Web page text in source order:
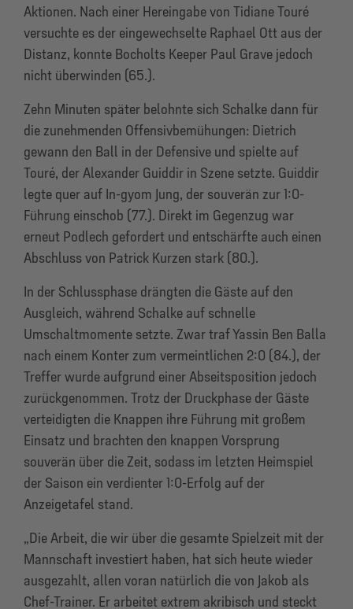
Aktionen. Nach einer Hereingabe von Tidiane Touré
versuchte es der eingewechselte Raphael Ott aus der
Distanz, konnte Bocholts Keeper Paul Grave jedoch
nicht überwinden (65.).
Zehn Minuten später belohnte sich Schalke dann für
die zunehmenden Offensivbemühungen: Dietrich
gewann den Ball in der Defensive und spielte auf
Touré, der Alexander Guiddir in Szene setzte. Guiddir
legte quer auf In-gyom Jung, der souverän zur 1:0-
Führung einschob (77.). Direkt im Gegenzug war
erneut Podlech gefordert und entschärfte auch einen
Abschluss von Patrick Kurzen stark (80.).
In der Schlussphase drängten die Gäste auf den
Ausgleich, während Schalke auf schnelle
Umschaltmomente setzte. Zwar traf Yassin Ben Balla
nach einem Konter zum vermeintlichen 2:0 (84.), der
Treffer wurde aufgrund einer Abseitsposition jedoch
zurückgenommen. Trotz der Druckphase der Gäste
verteidigten die Knappen ihre Führung mit großem
Einsatz und brachten den knappen Vorsprung
souverän über die Zeit, sodass im letzten Heimspiel
der Saison ein verdienter 1:0-Erfolg auf der
Anzeigetafel stand.
„Die Arbeit, die wir über die gesamte Spielzeit mit der
Mannschaft investiert haben, hat sich heute wieder
ausgezahlt, allen voran natürlich die von Jakob als
Chef-Trainer. Er arbeitet extrem akribisch und steckt